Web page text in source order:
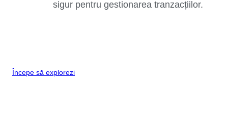
sigur pentru gestionarea tranzacțiilor.
Începe să explorezi